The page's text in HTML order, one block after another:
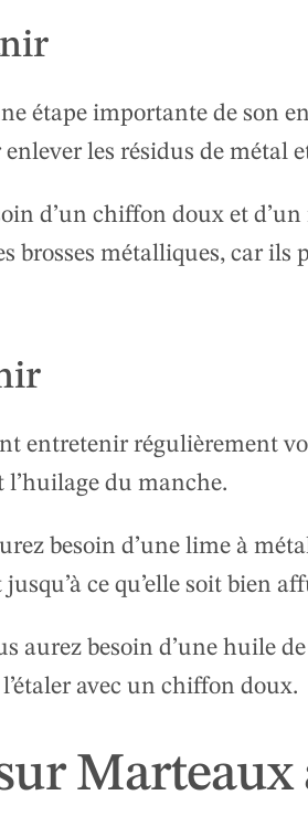
étape importante de son
les résidus de métal
d’un chiffon doux et
brosses métalliques, car ils
entretenir régulièrement
l’huilage du manche.
besoin d’une lime à
ce qu’elle soit bien
aurez besoin d’une huile
avec un chiffon doux.